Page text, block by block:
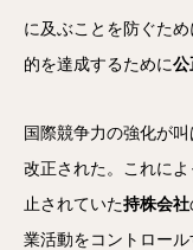
に及ぶことを防ぐため
的を達成するために公
国際競争力の強化が
改正された。これに
止されていた持株会社
業活動をコントロー